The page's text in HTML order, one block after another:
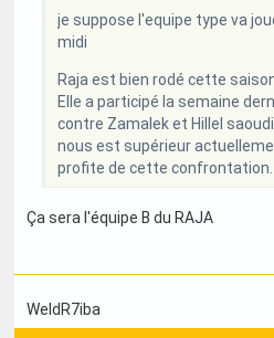
je suppose l'equipe type va
midi
Raja est bien rodé cette
Elle a participé la semaine
contre Zamalek et Hillel
nous est supérieur
profite de cette confrontation.
Ça sera l'équipe B du RAJA
WeldR7iba